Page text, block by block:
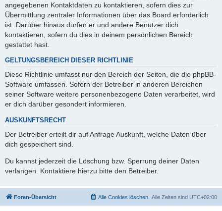
angegebenen Kontaktdaten zu kontaktieren, sofern dies zur
Übermittlung zentraler Informationen über das Board erforderlich
ist. Darüber hinaus dürfen er und andere Benutzer dich
kontaktieren, sofern du dies in deinem persönlichen Bereich
gestattet hast.
GELTUNGSBEREICH DIESER RICHTLINIE
Diese Richtlinie umfasst nur den Bereich der Seiten, die die phpBB-
Software umfassen. Sofern der Betreiber in anderen Bereichen
seiner Software weitere personenbezogene Daten verarbeitet, wird
er dich darüber gesondert informieren.
AUSKUNFTSRECHT
Der Betreiber erteilt dir auf Anfrage Auskunft, welche Daten über
dich gespeichert sind.
Du kannst jederzeit die Löschung bzw. Sperrung deiner Daten
verlangen. Kontaktiere hierzu bitte den Betreiber.
Foren-Übersicht Alle Zeiten sind UTC+02:00
Alle Cookies löschen